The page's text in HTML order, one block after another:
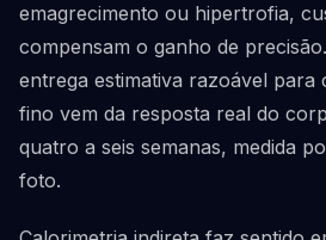
emagrecimento ou hipertrofia,
compensam o ganho de
entrega estimativa razoável para
fino vem da resposta real do
quatro a seis semanas, medida
foto.